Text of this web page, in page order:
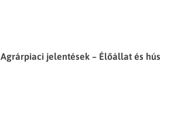
Agrárpiaci jelentések – Élőállat és hús